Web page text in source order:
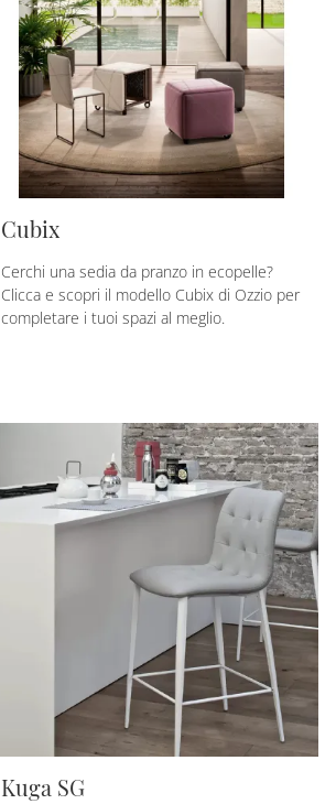
Cubix
Cerchi una sedia da pranzo in ecopelle?
Clicca e scopri il modello Cubix di Ozzio per
completare i tuoi spazi al meglio.
Kuga SG